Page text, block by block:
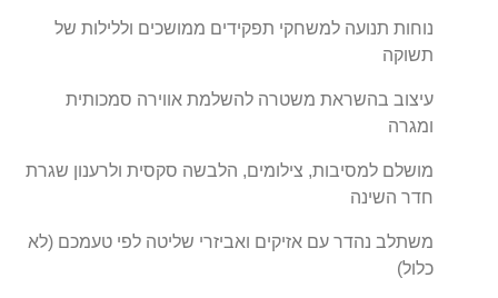
נוחות תנועה למשחקי תפקידים ממושכים וללילות של
תשוקה
עיצוב בהשראת משטרה להשלמת אווירה סמכותית
ומגרה
מושלם למסיבות, צילומים, הלבשה סקסית ולרענון שגרת
חדר השינה
משתלב נהדר עם אזיקים ואביזרי שליטה לפי טעמכם (לא
כלול)